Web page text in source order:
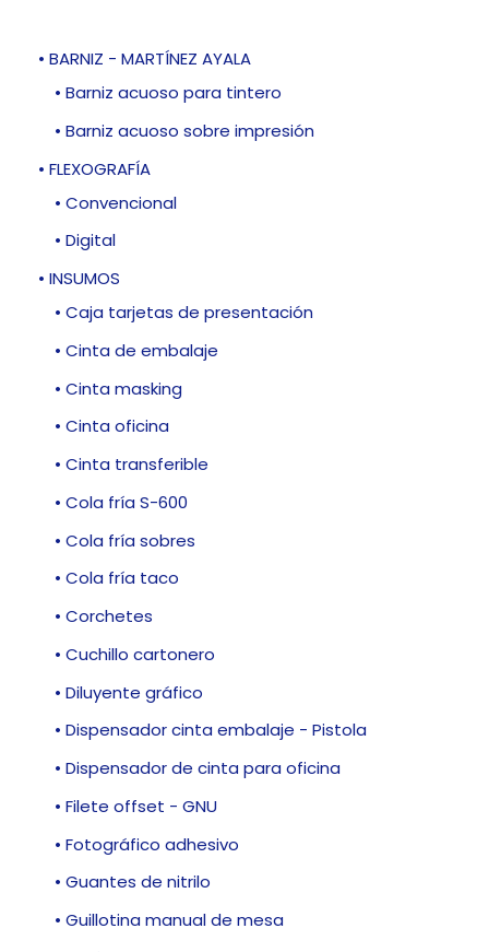
• BARNIZ - MARTÍNEZ AYALA
• Barniz acuoso para tintero
• Barniz acuoso sobre impresión
• FLEXOGRAFÍA
• Convencional
• Digital
• INSUMOS
• Caja tarjetas de presentación
• Cinta de embalaje
• Cinta masking
• Cinta oficina
• Cinta transferible
• Cola fría S-600
• Cola fría sobres
• Cola fría taco
• Corchetes
• Cuchillo cartonero
• Diluyente gráfico
• Dispensador cinta embalaje - Pistola
• Dispensador de cinta para oficina
• Filete offset - GNU
• Fotográfico adhesivo
• Guantes de nitrilo
• Guillotina manual de mesa